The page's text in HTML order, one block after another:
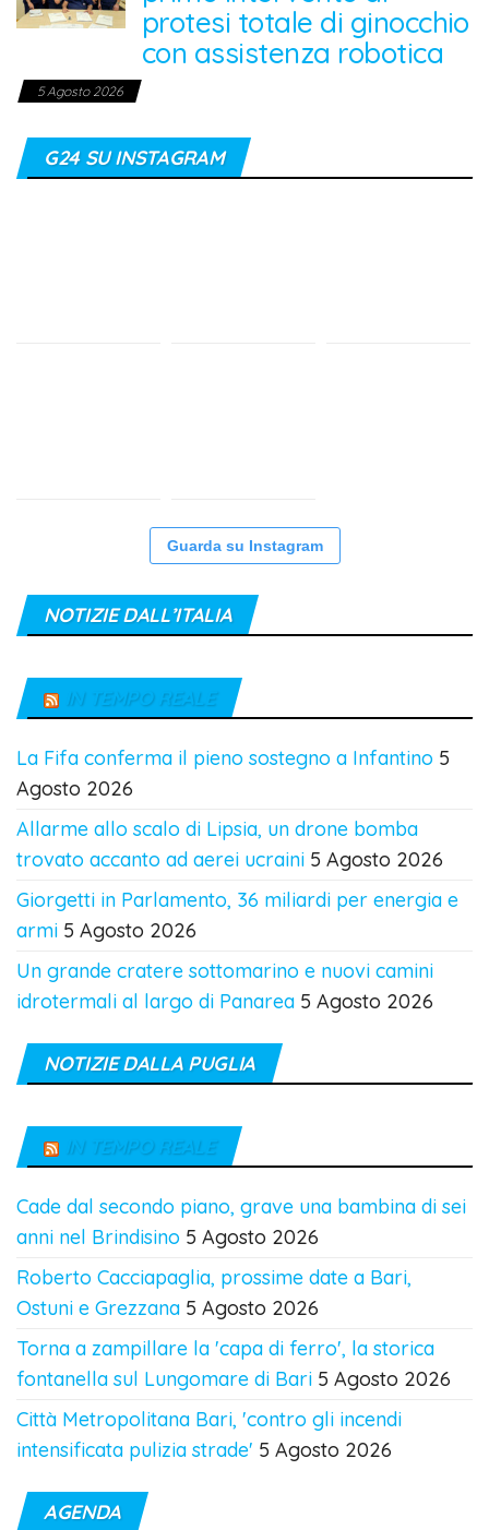
protesi totale di ginocchio
con assistenza robotica
5 Agosto 2026
G24 SU INSTAGRAM
Guarda su Instagram
NOTIZIE DALL’ITALIA
IN TEMPO REALE
La Fifa conferma il pieno sostegno a Infantino 5
Agosto 2026
Allarme allo scalo di Lipsia, un drone bomba
trovato accanto ad aerei ucraini 5 Agosto 2026
Giorgetti in Parlamento, 36 miliardi per energia e
armi 5 Agosto 2026
Un grande cratere sottomarino e nuovi camini
idrotermali al largo di Panarea 5 Agosto 2026
NOTIZIE DALLA PUGLIA
IN TEMPO REALE
Cade dal secondo piano, grave una bambina di sei
anni nel Brindisino 5 Agosto 2026
Roberto Cacciapaglia, prossime date a Bari,
Ostuni e Grezzana 5 Agosto 2026
Torna a zampillare la 'capa di ferro', la storica
fontanella sul Lungomare di Bari 5 Agosto 2026
Città Metropolitana Bari, 'contro gli incendi
intensificata pulizia strade' 5 Agosto 2026
AGENDA